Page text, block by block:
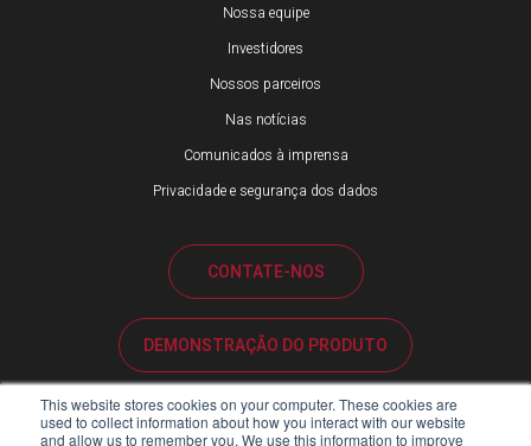
This website stores cookies on your computer. These cookies are
used to collect information about how you interact with our website
and allow us to remember you. We use this information to improve
Nossa equipe
Investidores
Nossos parceiros
Nas notícias
Comunicados à imprensa
Privacidade e segurança dos dados
CONTATE-NOS
DEMONSTRAÇÃO DO PRODUTO
SUPORTE AO CLIENTE